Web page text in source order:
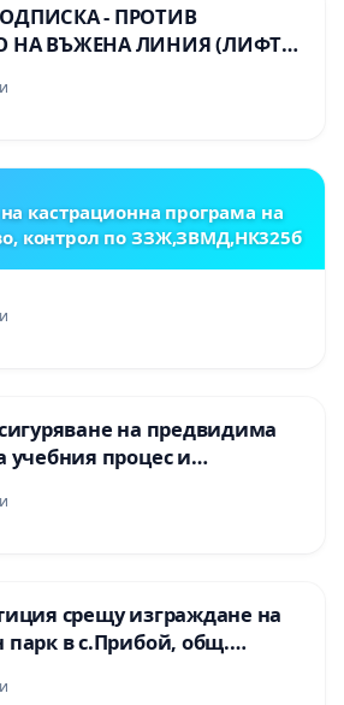
- ПРОТИВ
НА ВЪЖЕНА ЛИНИЯ (ЛИФТ)
НА ПРИРОДНА
„ХЪЛМ НА
(БУНАРДЖИК)
кастрационна програма на
контрол по ЗЗЖ,ЗВМД,НК325б
на предвидима
учебния процес и
правото на равнопоставено
на учениците от
I“ и Хуманитарна
срещу изграждане на
парк в с.Прибой, общ.